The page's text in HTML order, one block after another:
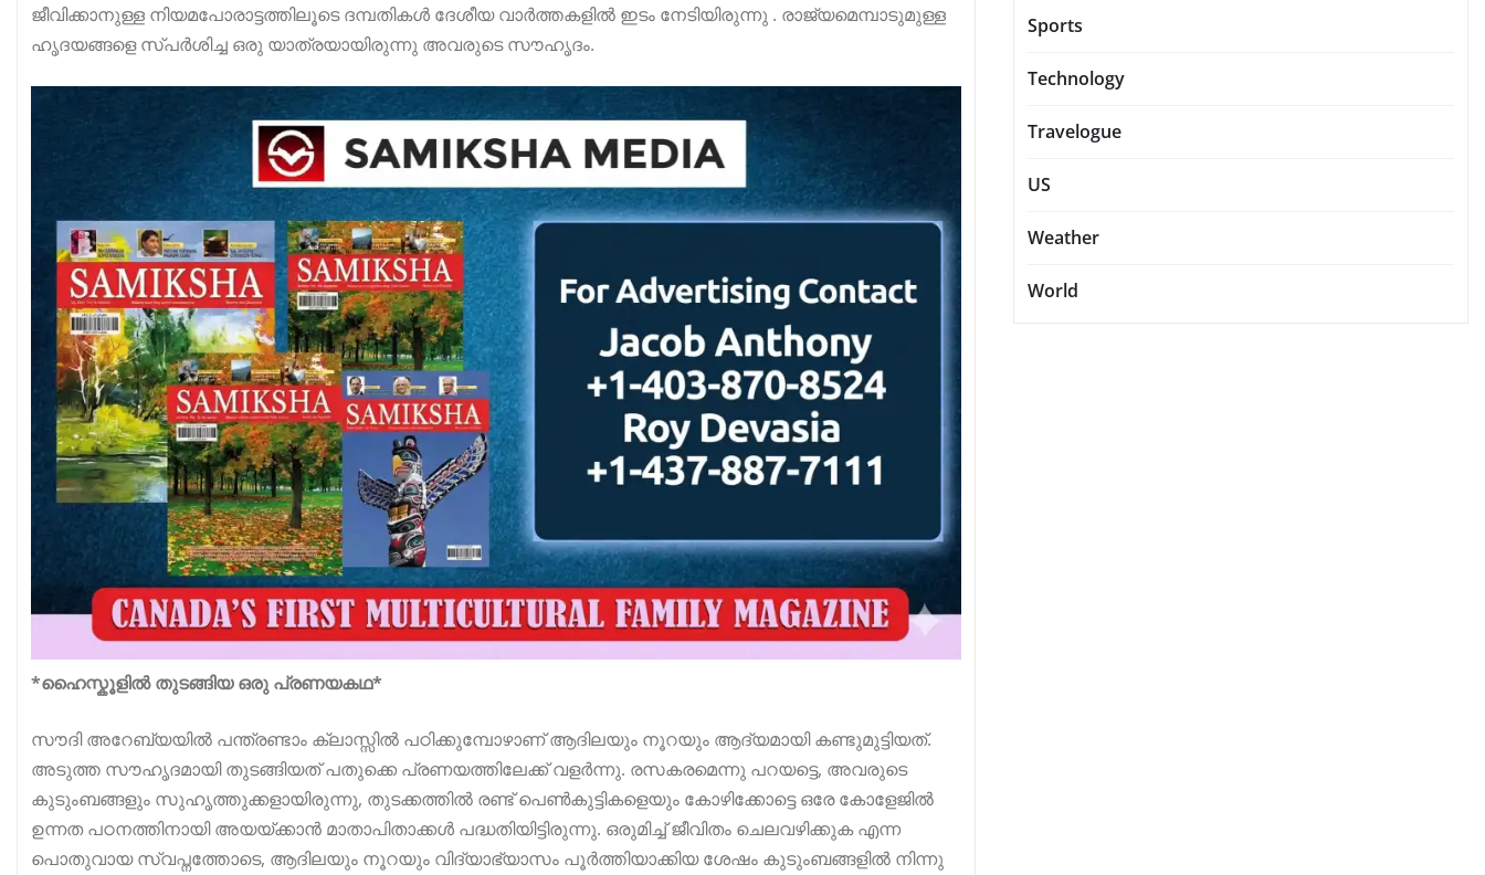
ജീവിക്കാനുള്ള നിയമപോരാട്ടത്തിലൂടെ ദമ്പതികൾ ദേശീയ വാർത്തകളിൽ ഇടം നേടിയിരുന്നു . രാജ്യമെമ്പാടുമുള്ള
ഹൃദയങ്ങളെ സ്പർശിച്ച ഒരു യാത്രയായിരുന്നു അവരുടെ സൗഹൃദം.
*ഹൈസ്കൂളിൽ തുടങ്ങിയ ഒരു പ്രണയകഥ*
സൗദി അറേബ്യയിൽ പന്ത്രണ്ടാം ക്ലാസ്സിൽ പഠിക്കുമ്പോഴാണ് ആദിലയും നൂറയും ആദ്യമായി കണ്ടുമുട്ടിയത്.
അടുത്ത സൗഹൃദമായി തുടങ്ങിയത് പതുക്കെ പ്രണയത്തിലേക്ക് വളർന്നു. രസകരമെന്നു പറയട്ടെ, അവരുടെ
കുടുംബങ്ങളും സുഹൃത്തുക്കളായിരുന്നു, തുടക്കത്തിൽ രണ്ട് പെൺകുട്ടികളെയും കോഴിക്കോട്ടെ ഒരേ കോളേജിൽ
ഉന്നത പഠനത്തിനായി അയയ്ക്കാൻ മാതാപിതാക്കൾ പദ്ധതിയിട്ടിരുന്നു. ഒരുമിച്ച് ജീവിതം ചെലവഴിക്കുക എന്ന
പൊതുവായ സ്വപ്നത്തോടെ, ആദിലയും നൂറയും വിദ്യാഭ്യാസം പൂർത്തിയാക്കിയ ശേഷം കുടുംബങ്ങളിൽ നിന്നു
Sports
Technology
Travelogue
US
Weather
World